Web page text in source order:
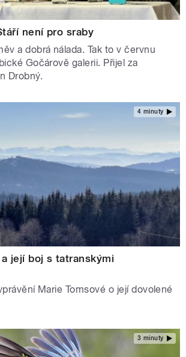
není pro sraby
a dobrá nálada. Tak to v červnu
Gočárově galerii. Přijel za
Drobný.
4 minuty
její boj s tatranskými
Marie Tomsové o její dovolené
3 minuty